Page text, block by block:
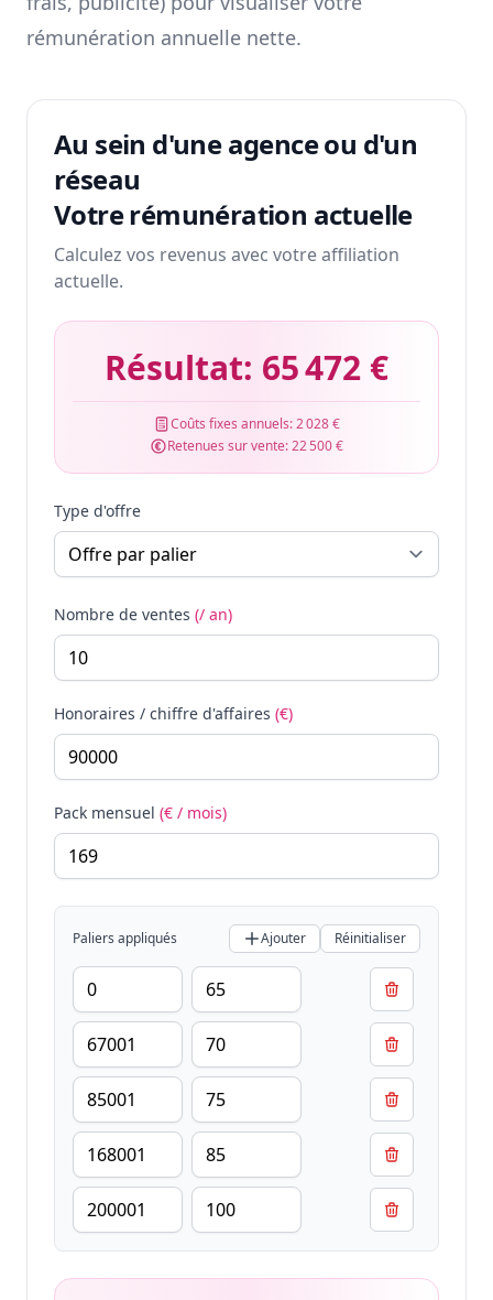
rémunération annuelle nette.
Au sein d'une agence ou d'un
réseau
Votre rémunération actuelle
Calculez vos revenus avec votre affiliation
actuelle.
Résultat: 65 472 €
Coûts fixes annuels:2 028 €
Retenues sur vente:22 500 €
Type d'offre
Nombre de ventes (/ an)
Honoraires / chiffre d'affaires (€)
Pack mensuel (€ / mois)
Paliers appliqués Ajouter Réinitialiser